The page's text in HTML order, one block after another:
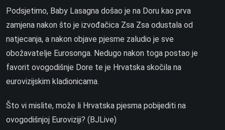
Podsjetimo, Baby Lasagna došao je na Doru kao prva
zamjena nakon što je izvođačica Zsa Zsa odustala od
natjecanja, a nakon objave pjesme zaludio je sve
obožavatelje Eurosonga. Nedugo nakon toga postao je
favorit ovogodišnje Dore te je Hrvatska skočila na
eurovizijskim kladionicama.
Što vi mislite, može li Hrvatska pjesma pobijediti na
ovogodišnjoj Euroviziji? (BJLive)